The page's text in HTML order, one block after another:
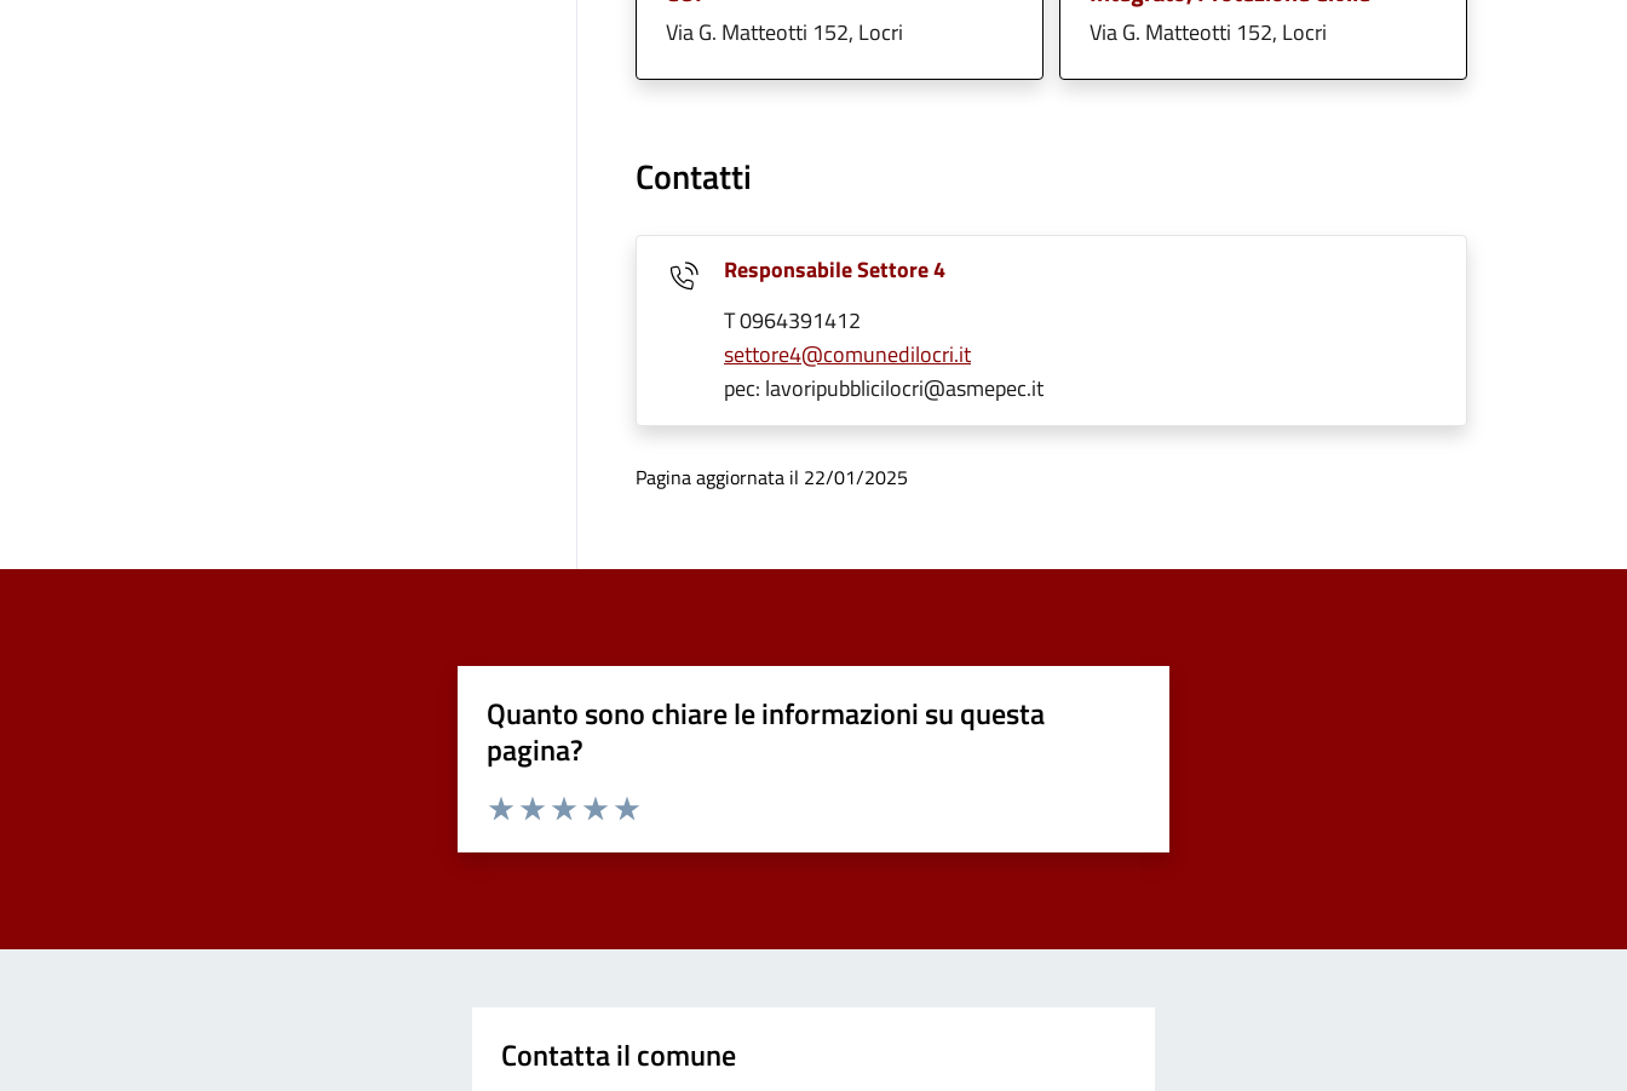
Via G. Matteotti 152, Locri Via G. Matteotti 152, Locri
Contatti
Responsabile Settore 4
T 0964391412
settore4@comunedilocri.it
pec: lavoripubblicilocri@asmepec.it
Pagina aggiornata il 22/01/2025
Quanto sono chiare le informazioni su questa
pagina?
Contatta il comune